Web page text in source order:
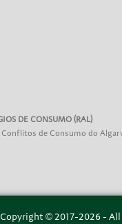
DE CONSUMO (RAL)
de Consumo do
Copyright © 2017-2026 -